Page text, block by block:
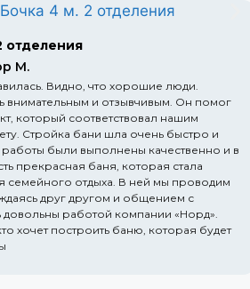
отделения
М.
Видно, что хорошие люди.
и отзывчивым. Он помог
который соответствовал нашим
Стройка бани шла очень быстро и
были выполнены качественно и в
прекрасная баня, которая стала
отдыха. В ней мы проводим
друг другом и общением с
работой компании «Норд».
хочет построить баню, которая будет